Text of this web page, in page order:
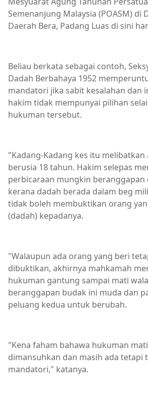
Semenanjung Malaysia (POASM) di
Daerah Bera, Padang Luas di sini
Beliau berkata sebagai contoh,
Dadah Berbahaya 1952
mandatori jika sabit kesalahan dan
hakim tidak mempunyai pilihan
hukuman tersebut.
"Kadang-Kadang kes itu melibatkan
berusia 18 tahun. Hakim selepas
perbicaraan mungkin beranggapan
kerana dadah berada dalam beg
tidak boleh membuktikan orang
(dadah) kepadanya.
"Walaupun ada orang yang beri
dibuktikan, akhirnya mahkamah
hukuman gantung sampai mati
beranggapan budak ini muda dan
peluang kedua untuk berubah.
"Kena faham bahawa hukuman
dimansuhkan dan masih ada tetapi
mandatori," katanya.